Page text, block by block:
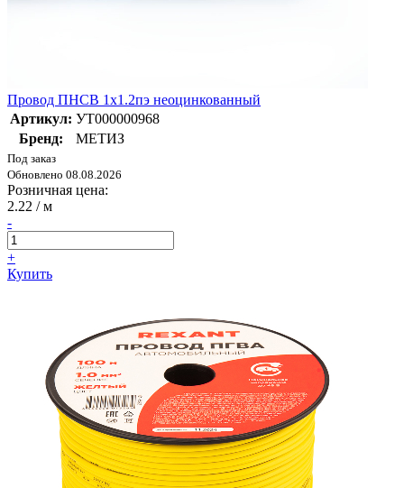
Провод ПНСВ 1х1.2пэ неоцинкованный
Артикул: УТ000000968
Бренд:
МЕТИЗ
Под заказ
Обновлено 08.08.2026
Розничная цена:
2.22 / м
-
+
Купить